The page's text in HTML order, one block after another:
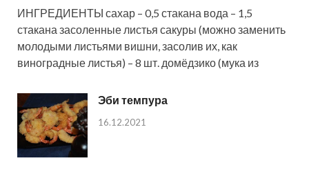
ИНГРЕДИЕНТЫ сахар – 0,5 стакана вода – 1,5
стакана засоленные листья сакуры (можно заменить
молодыми листьями вишни, засолив их, как
виноградные листья) – 8 шт. домёдзико (мука из
Эби темпура
16.12.2021